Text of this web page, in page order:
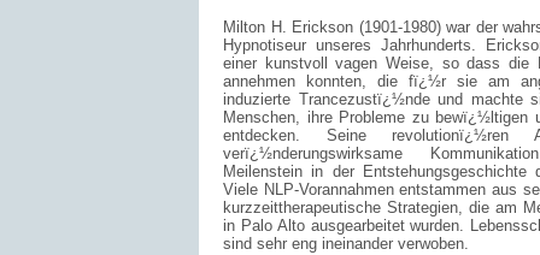
Milton H. Erickson (1901-1980) war der
Hypnotiseur unseres Jahrhunderts.
einer kunstvoll vagen Weise, so dass die
annehmen konnten, die fï¿½r sie am
induzierte Trancezustï¿½nde und machte
Menschen, ihre Probleme zu bewï¿½ltigen
entdecken. Seine revolutionï¿½ren
verï¿½nderungswirksame
Meilenstein in der Entstehungsgeschichte
Viele NLP-Vorannahmen entstammen aus
kurzzeittherapeutische Strategien, die am
in Palo Alto ausgearbeitet wurden.
sind sehr eng ineinander verwoben.